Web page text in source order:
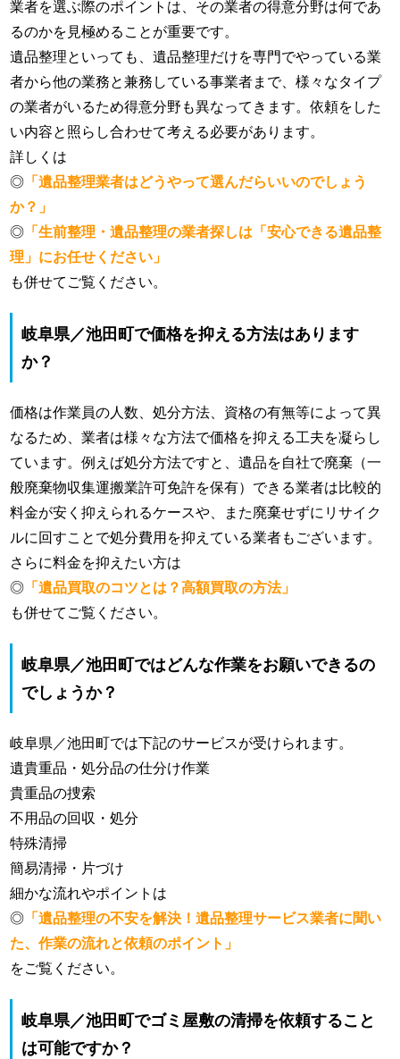
業者を選ぶ際のポイントは、その業者の得意分野は何であ
るのかを見極めることが重要です。
遺品整理といっても、遺品整理だけを専門でやっている業
者から他の業務と兼務している事業者まで、様々なタイプ
の業者がいるため得意分野も異なってきます。依頼をした
い内容と照らし合わせて考える必要があります。
詳しくは
◎ 「遺品整理業者はどうやって選んだらいいのでしょう
か？」
◎ 「生前整理・遺品整理の業者探しは「安心できる遺品整
理」にお任せください」
も併せてご覧ください。
岐阜県／池田町で価格を抑える方法はあります
か？
価格は作業員の人数、処分方法、資格の有無等によって異
なるため、業者は様々な方法で価格を抑える工夫を凝らし
ています。例えば処分方法ですと、遺品を自社で廃棄（一
般廃棄物収集運搬業許可免許を保有）できる業者は比較的
料金が安く抑えられるケースや、また廃棄せずにリサイク
ルに回すことで処分費用を抑えている業者もございます。
さらに料金を抑えたい方は
◎ 「遺品買取のコツとは？高額買取の方法」
も併せてご覧ください。
岐阜県／池田町ではどんな作業をお願いできるの
でしょうか？
岐阜県／池田町では下記のサービスが受けられます。
遺貴重品・処分品の仕分け作業
貴重品の捜索
不用品の回収・処分
特殊清掃
簡易清掃・片づけ
細かな流れやポイントは
◎ 「遺品整理の不安を解決！遺品整理サービス業者に聞い
た、作業の流れと依頼のポイント」
をご覧ください。
岐阜県／池田町でゴミ屋敷の清掃を依頼すること
は可能ですか？